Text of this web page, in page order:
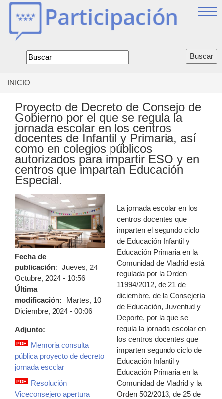
Jump
Formulario
de
encuentra
usted
aquí
INICIO
Proyecto de Decreto de Consejo de
Gobierno por el que se regula la
jornada escolar en los centros
docentes de Infantil y Primaria, así
como en colegios públicos
autorizados para impartir ESO y en
centros que impartan Educación
Especial.
Fecha de
publicación: Jueves, 24
Octubre, 2024 - 10:56
Última
modificación:
Martes, 10
Diciembre, 2024 - 00:06
Adjunto:
memoria.pdf
PDF
Memoria consulta
pública proyecto de decreto
jornada escolar
resolucion_viceconsejero.pdf
PDF
Resolución
Viceconsejero apertura
La jornada escolar en los
centros docentes que
imparten el segundo ciclo
de Educación Infantil y
Educación Primaria en la
Comunidad de Madrid está
regulada por la Orden
11994/2012, de 21 de
diciembre, de la Consejería
de Educación, Juventud y
Deporte, por la que se
regula la jornada escolar en
los centros docentes que
imparten segundo ciclo de
Educación Infantil y
Educación Primaria en la
Comunidad de Madrid y la
Orden 502/2013, de 25 de